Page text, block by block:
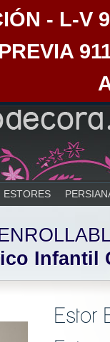
- L-V
ESTORES
Infantil
Estor